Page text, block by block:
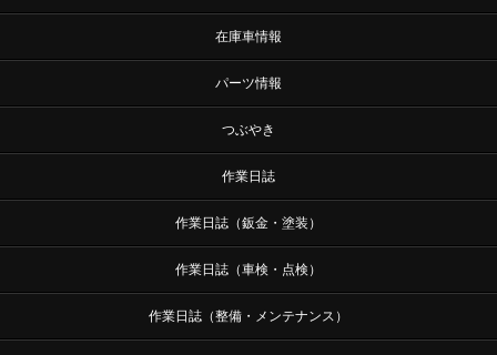
在庫車情報
パーツ情報
つぶやき
作業日誌
作業日誌（鈑金・塗装）
作業日誌（車検・点検）
作業日誌（整備・メンテナンス）